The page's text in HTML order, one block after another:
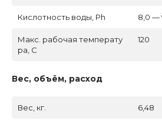
Кислотность воды, Ph 8,0 —
Макс. рабочая температу
ра, C
120
Вес, объём, расход
Вес, кг. 6,48